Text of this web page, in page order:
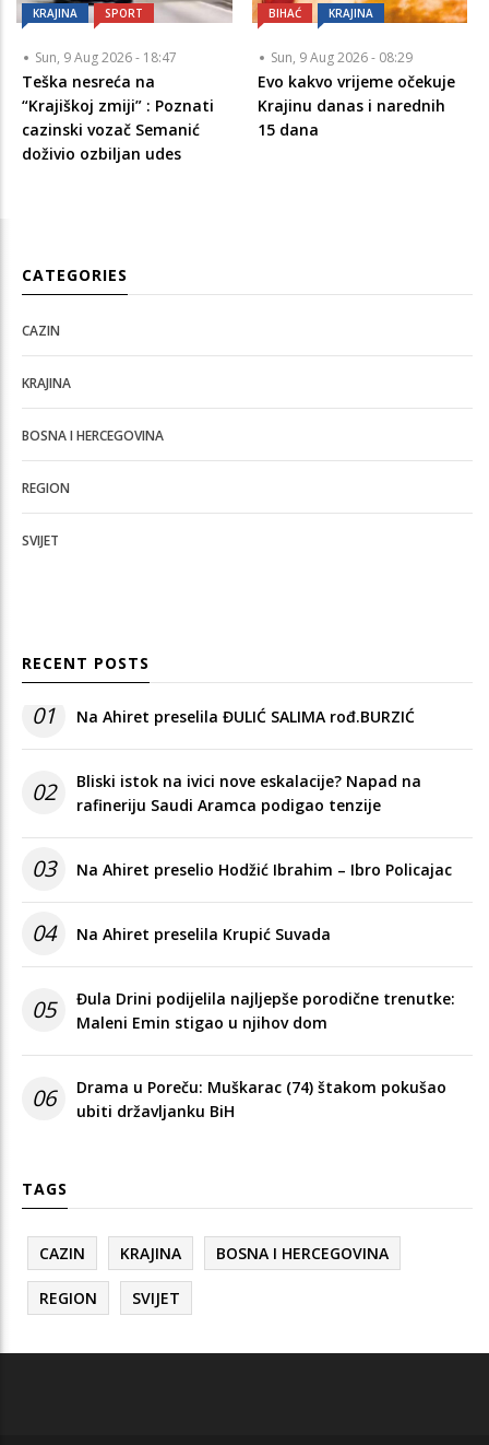
KRAJINA SPORT
Sun, 9 Aug 2026 - 18:47
Teška nesreća na
“Krajiškoj zmiji” : Poznati
cazinski vozač Semanić
doživio ozbiljan udes
BIHAĆ KRAJINA
Sun, 9 Aug 2026 - 08:29
Evo kakvo vrijeme očekuje
Krajinu danas i narednih
15 dana
CATEGORIES
CAZIN
KRAJINA
BOSNA I HERCEGOVINA
REGION
SVIJET
RECENT POSTS
01 Na Ahiret preselila ĐULIĆ SALIMA rođ.BURZIĆ
02
Bliski istok na ivici nove eskalacije? Napad na
rafineriju Saudi Aramca podigao tenzije
03 Na Ahiret preselio Hodžić Ibrahim – Ibro Policajac
04 Na Ahiret preselila Krupić Suvada
05
Đula Drini podijelila najljepše porodične trenutke:
Maleni Emin stigao u njihov dom
06
Drama u Poreču: Muškarac (74) štakom pokušao
ubiti državljanku BiH
TAGS
CAZIN KRAJINA BOSNA I HERCEGOVINA
REGION SVIJET